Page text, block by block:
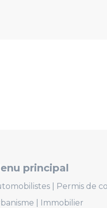
principal
Permis de
Immobilier